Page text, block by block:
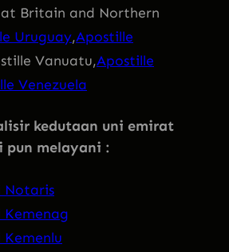
Britain and Northern
Uruguay,Apostille
Vanuatu,Apostille
Venezuela
kedutaan uni emirat
pun melayani :
Notaris